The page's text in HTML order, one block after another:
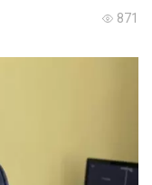
871